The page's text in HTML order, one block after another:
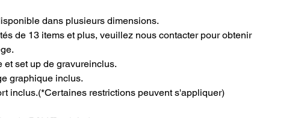
dans plusieurs dimensions.
de 13 items et plus, veuillez nous contacter pour obtenir
et set up de gravureinclus.
graphique inclus.
inclus.(*Certaines restrictions peuvent s'appliquer)